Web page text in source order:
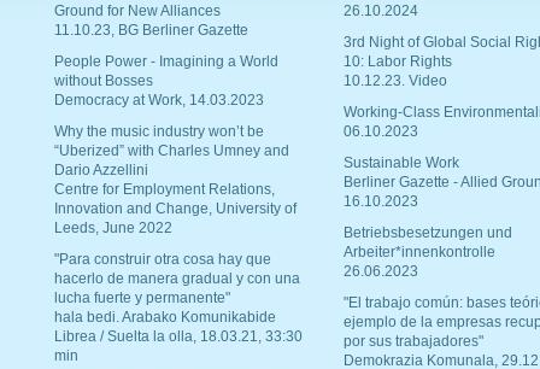
Ground for New Alliances
11.10.23, BG Berliner Gazette
People Power - Imagining a World
without Bosses
Democracy at Work, 14.03.2023
Why the music industry won’t be
“Uberized” with Charles Umney and
Dario Azzellini
Centre for Employment Relations,
Innovation and Change, University of
Leeds, June 2022
"Para construir otra cosa hay que
hacerlo de manera gradual y con una
lucha fuerte y permanente"
hala bedi. Arabako Komunikabide
Librea / Suelta la olla, 18.03.21, 33:30
min
26.10.2024
3rd Night of Global Social
10: Labor Rights
10.12.23. Video
Working-Class
06.10.2023
Sustainable Work
Berliner Gazette - Allied
16.10.2023
Betriebsbesetzungen und
Arbeiter*innenkontrolle
26.06.2023
"El trabajo común: bases
ejemplo de la empresas
por sus trabajadores"
Demokrazia Komunala,